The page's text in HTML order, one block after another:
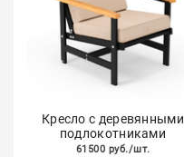
Кресло с деревянными
подлокотниками
61500 руб./шт.